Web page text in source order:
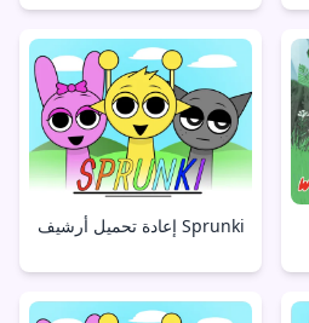
إعادة تحميل أرشيف Sprunki